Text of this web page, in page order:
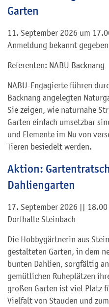
Garten
11. September 2026 um
Anmeldung bekannt gegeben
Referenten: NABU Backnang
NABU-Engagierte führen
Backnang angelegten
Sie zeigen, wie naturnahe
Garten einfach umsetzbar
und Elemente im Nu von
Tieren besiedelt werden.
Aktion:
Dahliengarten
17. September 2026 ||
Dorfhalle Steinbach
Die Hobbygärtnerin aus
gestalteten Garten, in dem
bunten Dahlien, sorgfältig
gemütlichen Ruheplätzen
großen Garten ist viel Platz
Vielfalt von Stauden und